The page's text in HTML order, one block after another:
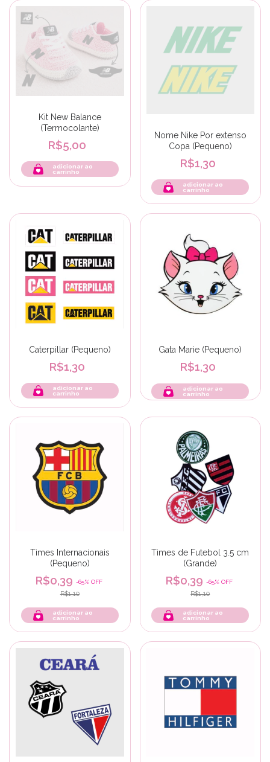
Kit New Balance
(Termocolante)
R$5,00
adicionar ao
carrinho
Nome Nike Por extenso
Copa (Pequeno)
R$1,30
adicionar ao
carrinho
Caterpillar (Pequeno)
R$1,30
adicionar ao
carrinho
Gata Marie (Pequeno)
R$1,30
Times Internacionais
(Pequeno)
R$0,39 -65% OFF
R$1,10
adicionar ao
carrinho
Times de Futebol 3.5 cm
(Grande)
R$0,39-65%OFF
R$1,10
adicionar ao
carrinho